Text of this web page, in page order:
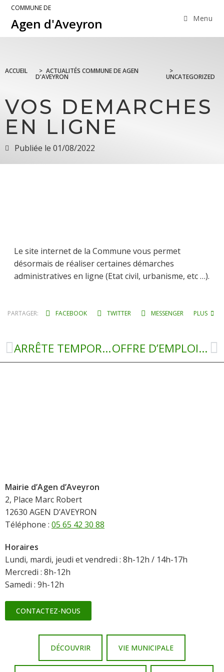
COMMUNE DE
Agen d'Aveyron Menu
ACCUEIL > ACTUALITÉS COMMUNE DE AGEN
D'AVEYRON
>
UNCATEGORIZED
VOS DEMARCHES
EN LIGNE
Publiée le 01/08/2022
Le site internet de la Commune vous permet
désormais de réaliser certaines démarches
administratives en ligne (Etat civil, urbanisme, etc …).
PARTAGER: FACEBOOK TWITTER MESSENGER PLUS
ARRÊTE TEMPORAIRE DE CIRCULATION DANS LES PALANGES DU 12.07.2022 AU 31.08.2022 OFFRE D’EMPLOI AGENT DE RESTAURATION ET D’ENTRETIEN DES LOCAUX
Mairie d’Agen d’Aveyron
2, Place Marc Robert
12630 AGEN D’AVEYRON
Téléphone : 05 65 42 30 88
Horaires
Lundi, mardi, jeudi et vendredi : 8h-12h / 14h-17h
Mercredi : 8h-12h
Samedi : 9h-12h
CONTACTEZ-NOUS
DÉCOUVRIR VIE MUNICIPALE